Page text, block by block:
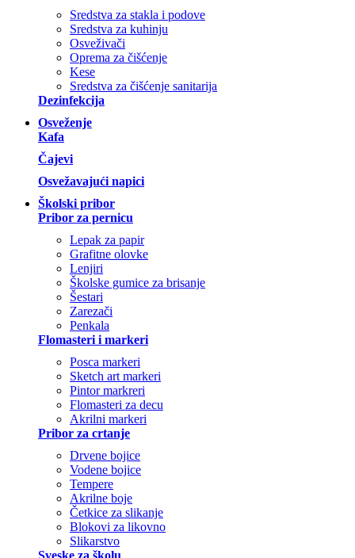
Sredstva za stakla i podove
Sredstva za kuhinju
Osveživači
Oprema za čišćenje
Kese
Sredstva za čišćenje sanitarija
Dezinfekcija
Osveženje
Kafa
Čajevi
Osvežavajući napici
Školski pribor
Pribor za pernicu
Lepak za papir
Grafitne olovke
Lenjiri
Školske gumice za brisanje
Šestari
Zarezači
Penkala
Flomasteri i markeri
Posca markeri
Sketch art markeri
Pintor markreri
Flomasteri za decu
Akrilni markeri
Pribor za crtanje
Drvene bojice
Vodene bojice
Tempere
Akrilne boje
Četkice za slikanje
Blokovi za likovno
Slikarstvo
Sveske za školu